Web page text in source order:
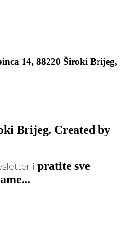
14, 88220 Široki Brijeg,
Brijeg. Created by
i pratite sve